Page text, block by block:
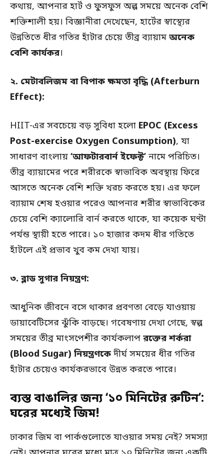
কথায়, আপনার হার্ট ও ফুসফুস অল্প সময়ে অনেক বেশি
শক্তিশালী হয়। বিজ্ঞানীরা দেখেছেন, হার্টের স্বাস্থ্যের
উন্নতিতে ধীর গতির হাঁটার চেয়ে তীব্র ব্যায়াম অনেক
বেশি কার্যকর।
২. মেটাবলিজম বা বিপাক ক্ষমতা বৃদ্ধি (Afterburn
Effect):
HIIT-এর সবচেয়ে বড় সুবিধা হলো EPOC (Excess
Post-exercise Oxygen Consumption), যা
সাধারণ বাংলায় ‘আফটারবার্ন ইফেক্ট’ নামে পরিচিত।
তীব্র ব্যায়ামের পরে শরীরকে স্বাভাবিক অবস্থায় ফিরে
আসতে অনেক বেশি শক্তি খরচ করতে হয়। এর ফলে
ব্যায়াম শেষ হওয়ার পরেও আপনার শরীর স্বাভাবিকের
চেয়ে বেশি ক্যালোরি বার্ন করতে থাকে, যা কয়েক ঘণ্টা
পর্যন্ত স্থায়ী হতে পারে। ১০ হাজার কদম ধীর গতিতে
হাঁটলে এই প্রভাব খুব কম দেখা যায়।
৩. ব্লাড সুগার নিয়ন্ত্রণ:
আধুনিক জীবনে বসে থাকার প্রবণতা বেড়ে যাওয়ায়
ডায়াবেটিসের ঝুঁকি বাড়ছে। গবেষণায় দেখা গেছে, স্বল্প
সময়ের তীব্র মাংসপেশীর কার্যকলাপ রক্তের শর্করা
(Blood Sugar) নিয়ন্ত্রণকে দীর্ঘ সময়ের ধীর গতির
হাঁটার চেয়েও কার্যকরভাবে উন্নত করতে পারে।
ব্যস্ত বাঙালির জন্য ‘১০ মিনিটের রুটিন’:
ঘরের মধ্যেই জিম!
ঢাকার জিম বা পার্কগুলোতে যাওয়ার সময় নেই? সমস্যা